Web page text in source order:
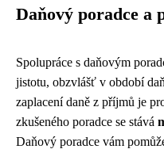
Daňový poradce a
Spolupráce s daňovým
jistotu, obzvlášť v období
zaplacení daně z příjmů je
zkušeného poradce se stává
Daňový poradce vám